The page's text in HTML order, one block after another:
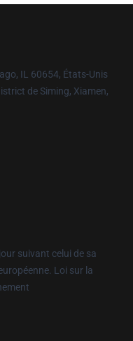
IL 60654, États-Unis
de Siming, Xiamen,
suivant celui de sa
Loi sur la